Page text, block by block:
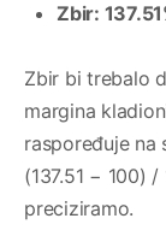
Zbir:
Zbir bi trebalo
margina
raspoređuje na
(137.51 − 100) /
preciziramo.